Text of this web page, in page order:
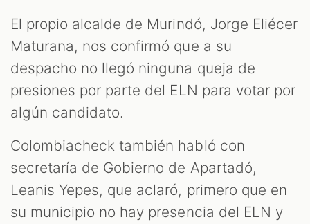
El propio alcalde de Murindó, Jorge Eliécer
Maturana, nos confirmó que a su
despacho no llegó ninguna queja de
presiones por parte del ELN para votar por
algún candidato.
Colombiacheck también habló con
secretaría de Gobierno de Apartadó,
Leanis Yepes, que aclaró, primero que en
su municipio no hay presencia del ELN y